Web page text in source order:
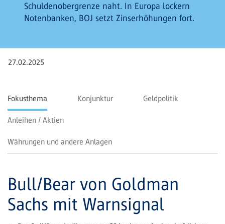
Schuldenobergrenze naht. In Europa lockern
Notenbanken, BOJ setzt Zinserhöhungen fort.
27.02.2025
Fokusthema Konjunktur Geldpolitik
Anleihen / Aktien
Währungen und andere Anlagen
Bull/Bear von Goldman
Sachs mit Warnsignal